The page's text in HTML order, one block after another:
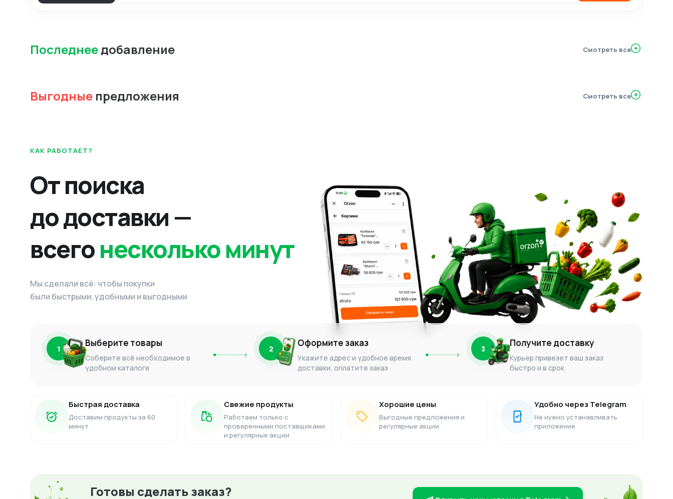
Последнеедобавление Смотреть все
Выгодные предложения Смотреть все
КАК РАБОТАЕТ?
От поиска
до доставки —
всегонесколько минут
Мы сделали всё: чтобы покупки
были быстрыми, удобными и выгодными
1 Выберите товары
Соберите всё необходимое в
удобном каталоге
2 Оформите заказ
Укажите адрес и удобное время
доставки, оплатите заказ
3 Получите доставку
Курьер привезет ваш заказ
быстро и в срок
Быстрая доставка
Доставим продукты за 60
минут
Свежие продукты
Работаем только с
проверенными поставщиками
и регулярные акции
Хорошие цены
Выгодные предложения и
регулярные акции
Удобно через Telegram
Не нужно устанавливать
приложение
Готовы сделать заказ?